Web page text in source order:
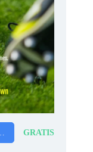
De Cumpleaños GRATIS